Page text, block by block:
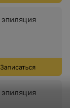
Записаться